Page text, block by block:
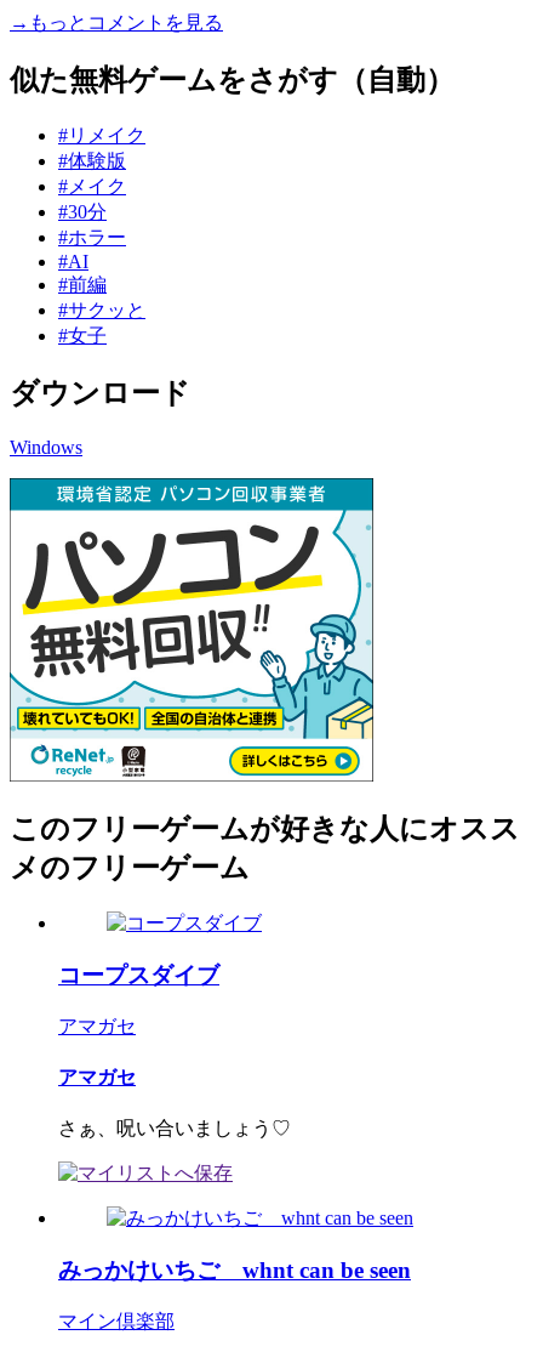
→もっとコメントを見る
似た無料ゲームをさがす（自動）
#リメイク
#体験版
#メイク
#30分
#ホラー
#AI
#前編
#サクッと
#女子
ダウンロード
Windows
このフリーゲームが好きな人にオスス
メのフリーゲーム
コープスダイブ
アマガセ
アマガセ
さぁ、呪い合いましょう♡
みっかけいちご whnt can be seen
マイン倶楽部